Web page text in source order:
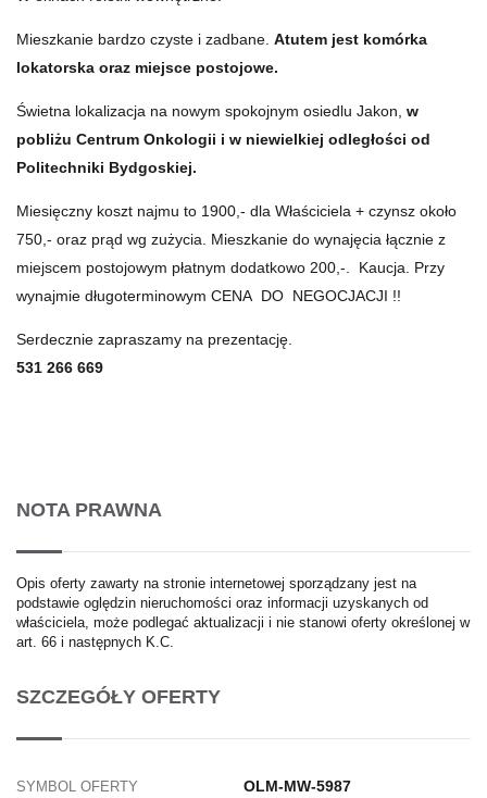
Mieszkanie bardzo czyste i zadbane. Atutem jest komórka
lokatorska oraz miejsce postojowe.
Świetna lokalizacja na nowym spokojnym osiedlu Jakon, w
pobliżu Centrum Onkologii i w niewielkiej odległości od
Politechniki Bydgoskiej.
Miesięczny koszt najmu to 1900,- dla Właściciela + czynsz około
750,- oraz prąd wg zużycia. Mieszkanie do wynajęcia łącznie z
miejscem postojowym płatnym dodatkowo 200,-. Kaucja. Przy
wynajmie długoterminowym CENA DO NEGOCJACJI !!
Serdecznie zapraszamy na prezentację.
531 266 669
NOTA PRAWNA
Opis oferty zawarty na stronie internetowej sporządzany jest na
podstawie oględzin nieruchomości oraz informacji uzyskanych od
właściciela, może podlegać aktualizacji i nie stanowi oferty określonej w
art. 66 i następnych K.C.
SZCZEGÓŁY OFERTY
SYMBOL OFERTY OLM-MW-5987